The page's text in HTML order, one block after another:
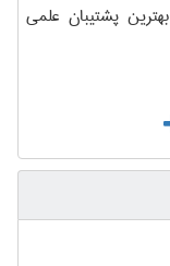
بهترین پشتیبان علمی